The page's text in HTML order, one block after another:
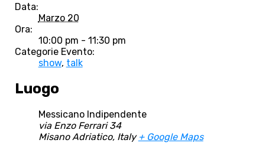
Data:
Marzo 20
Ora:
10:00 pm - 11:30 pm
Categorie Evento:
show, talk
Luogo
Messicano Indipendente
via Enzo Ferrari 34
Misano Adriatico, Italy + Google Maps